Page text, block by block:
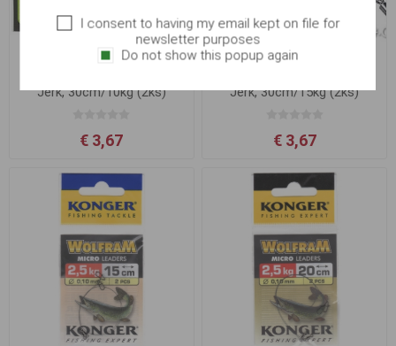
Jerk, 30cm/10kg (2ks)
€ 3,67
Jerk, 30cm/15kg (2ks)
€ 3,67
I consent to having my email kept on file for
newsletter purposes
Do not show this popup again